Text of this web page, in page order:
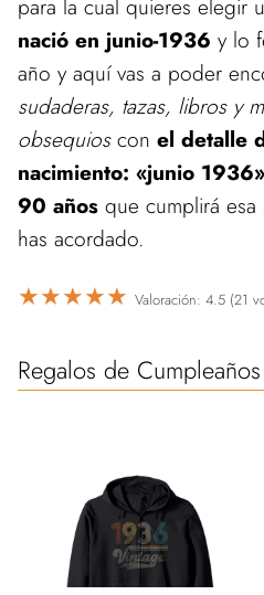
para la cual quieres elegir
nació en junio-1936 y lo
año y aquí vas a poder
sudaderas, tazas, libros y
obsequioscon el detalle
nacimiento: «junio 1936»
90 años que cumplirá
has acordado.
★★★★★ Valoración: 4.5 (21
Regalos de